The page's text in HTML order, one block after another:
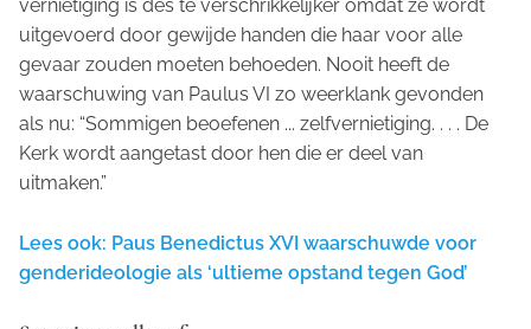
vernietiging is des te verschrikkelijker omdat ze wordt
uitgevoerd door gewijde handen die haar voor alle
gevaar zouden moeten behoeden. Nooit heeft de
waarschuwing van Paulus VI zo weerklank gevonden
als nu: “Sommigen beoefenen ... zelfvernietiging. . . . De
Kerk wordt aangetast door hen die er deel van
uitmaken.”
Lees ook: Paus Benedictus XVI waarschuwde voor
genderideologie als ‘ultieme opstand tegen God’